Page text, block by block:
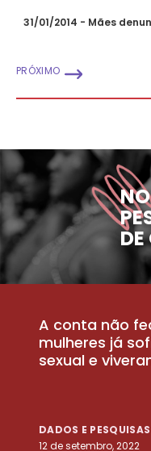
31/01/2014 - Mães
PRÓXIMO
A conta não
mulheres já
sexual e
DADOS E PESQUISAS
12 de setembro, 2022